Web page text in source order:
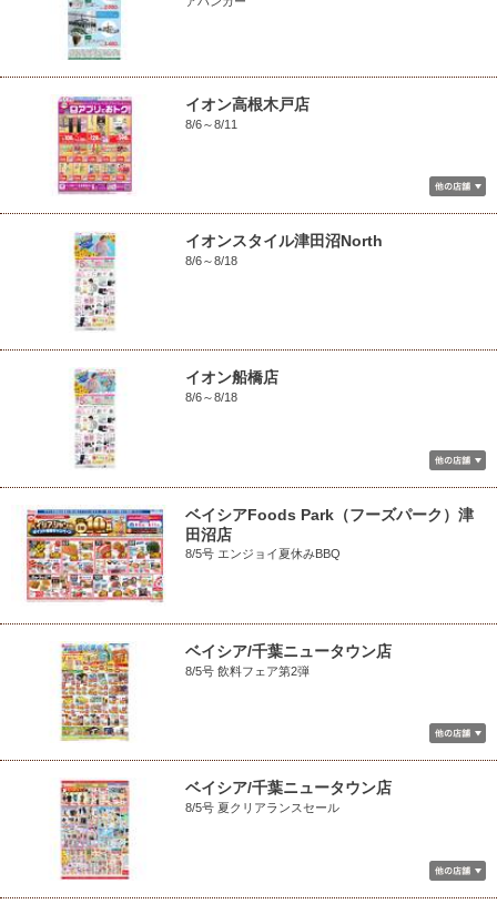
イオン高根木戸店
8/6～8/11
イオンスタイル津田沼North
8/6～8/18
イオン船橋店
8/6～8/18
ベイシアFoods Park（フーズパーク）津
田沼店
8/5号 エンジョイ夏休みBBQ
ベイシア/千葉ニュータウン店
8/5号 飲料フェア第2弾
ベイシア/千葉ニュータウン店
8/5号 夏クリアランスセール